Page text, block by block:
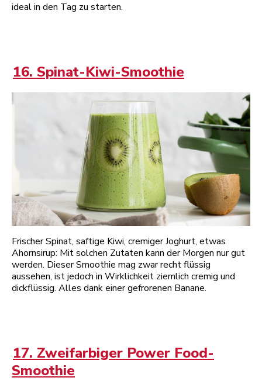
ideal in den Tag zu starten.
16. Spinat-Kiwi-Smoothie
Frischer Spinat, saftige Kiwi, cremiger Joghurt, etwas
Ahornsirup: Mit solchen Zutaten kann der Morgen nur gut
werden. Dieser Smoothie mag zwar recht flüssig
aussehen, ist jedoch in Wirklichkeit ziemlich cremig und
dickflüssig. Alles dank einer gefrorenen Banane.
17. Zweifarbiger Power Food-
Smoothie